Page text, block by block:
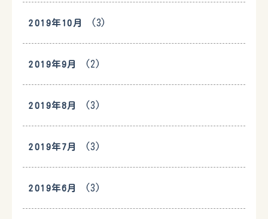
2019年10月 (3)
2019年9月 (2)
2019年8月 (3)
2019年7月 (3)
2019年6月 (3)